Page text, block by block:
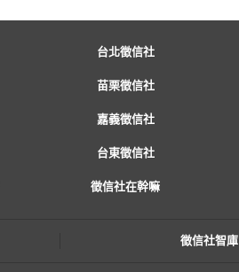
台北徵信社
苗栗徵信社
嘉義徵信社
台東徵信社
徵信社在幹嘛
徵信社智庫